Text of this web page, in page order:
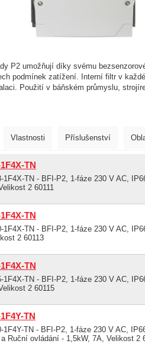
P2 umožňují díky svému
podmínek zatížení. Interní filtr v
Použití v báňském průmyslu,
Vlastnosti Příslušenství
TN
1F4X-TN - BFI-P2, 1-fáze 230 V AC,
2 60111
TN
1F4X-TN - BFI-P2, 1-fáze 230 V AC,
2 60113
TN
1F4X-TN - BFI-P2, 1-fáze 230 V AC,
2 60115
TN
1F4Y-TN - BFI-P2, 1-fáze 230 V AC,
Ruční ovládání - 1,5kW, 7A, Velikost 2